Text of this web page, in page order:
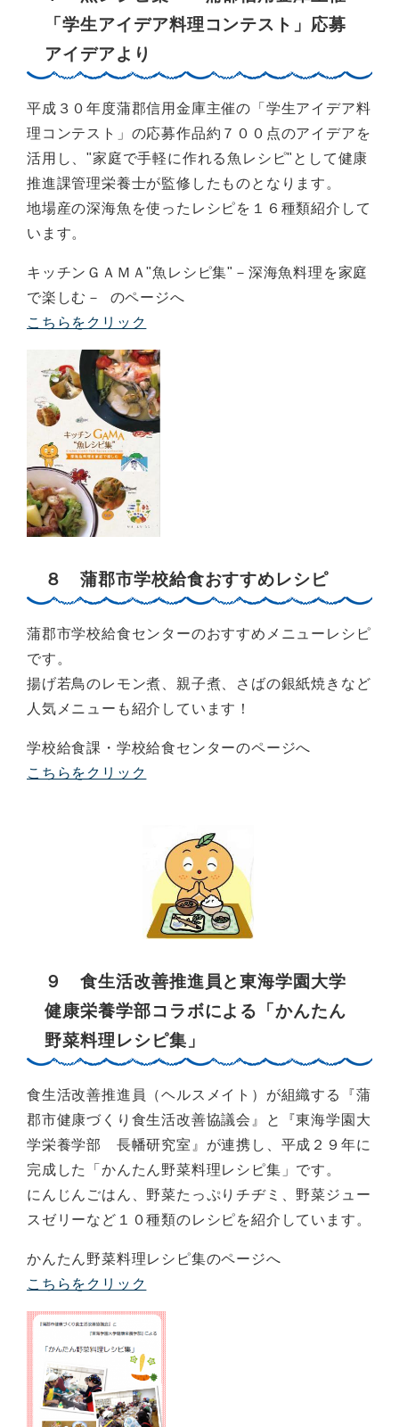
「学生アイデア料理コンテスト」応募
アイデアより
平成３０年度蒲郡信用金庫主催の「学生アイデア料
理コンテスト」の応募作品約７００点のアイデアを
活用し、"家庭で手軽に作れる魚レシピ"として健康
推進課管理栄養士が監修したものとなります。
地場産の深海魚を使ったレシピを１６種類紹介して
います。
キッチンＧＡＭＡ"魚レシピ集"－深海魚料理を家庭
で楽しむ－ のページへ
こちらをクリック
８ 蒲郡市学校給食おすすめレシピ
蒲郡市学校給食センターのおすすめメニューレシピ
です。
揚げ若鳥のレモン煮、親子煮、さばの銀紙焼きなど
人気メニューも紹介しています！
学校給食課・学校給食センターのページへ
こちらをクリック
９ 食生活改善推進員と東海学園大学
健康栄養学部コラボによる「かんたん
野菜料理レシピ集」
食生活改善推進員（ヘルスメイト）が組織する『蒲
郡市健康づくり食生活改善協議会』と『東海学園大
学栄養学部 長幡研究室』が連携し、平成２９年に
完成した「かんたん野菜料理レシピ集」です。
にんじんごはん、野菜たっぷりチヂミ、野菜ジュー
スゼリーなど１０種類のレシピを紹介しています。
かんたん野菜料理レシピ集のページへ
こちらをクリック